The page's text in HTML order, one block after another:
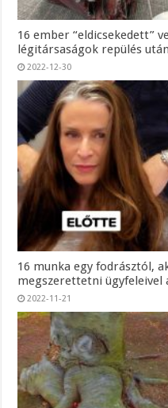
16 ember “eldicsekedett”
légitársaságok repülés
2022-12-30
16 munka egy fodrásztól,
megszerettetni ügyfeleivel
2022-11-21